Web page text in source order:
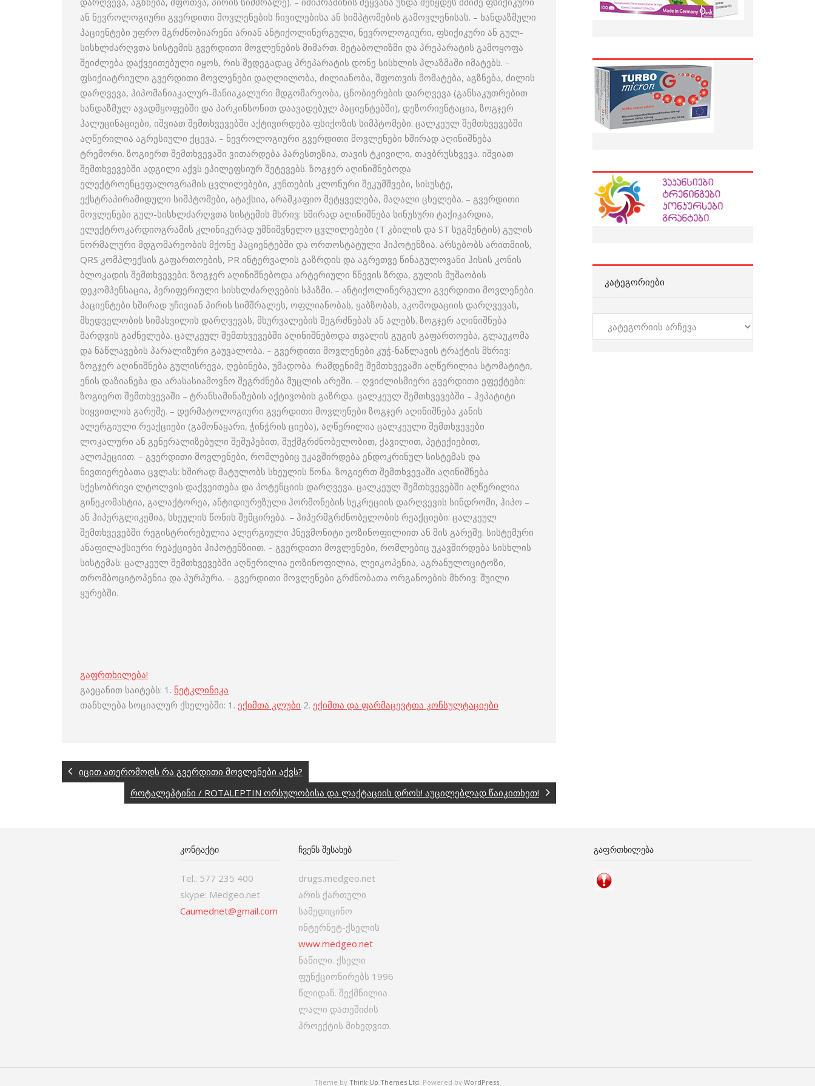
ან ნევროლოგიური გვერდითი მოვლენების ჩივილებისა ან სიმპტომების გამოვლენისას. – ხანდაზმული
პაციენტები უფრო მგრძნობიარენი არიან ანტიქოლინერგული, ნევროლოგიური, ფსიქიკური ან გულ-
სისხლძარღვთა სისტემის გვერდითი მოვლენების მიმართ. მეტაბოლიზმი და პრეპარატის გამოყოფა
შეიძლება დაქვეითებული იყოს, რის შედეგადაც პრეპარატის დონე სისხლის პლაზმაში იმატებს. –
ფსიქიატრიული გვერდითი მოვლენები დაღლილობა, ძილიანობა, შფოთვის მომატება, აგზნება, ძილის
დარღვევა, ჰიპომანიაკალურ-მანიაკალური მდგომარეობა, ცნობიერების დარღვევა (განსაკუთრებით
ხანდაზმულ ავადმყოფებში და პარკინსონით დაავადებულ პაციენტებში), დეზორიენტაცია, ზოგჯერ
ჰალუცინაციები, იშვიათ შემთხვევებში აქტივირდება ფსიქოზის სიმპტომები. ცალკეულ შემთხვევებში
აღწერილია აგრესიული ქცევა. – ნევროლოგიური გვერდითი მოვლენები ხშირად აღინიშნება
ტრემორი. ზოგიერთ შემთხვევაში ვითარდება პარესთეზია, თავის ტკივილი, თავბრუსხვევა. იშვიათ
შემთხვევებში ადგილი აქვს ეპილეფსიურ შეტევებს. ზოგჯერ აღინიშნებოდა
ელექტროენცეფალოგრამის ცვლილებები, კუნთების კლონური შეკუმშვები, სისუსტე,
ექსტრაპირამიდული სიმპტომები, ატაქსია, არამკაფიო მეტყველება, მაღალი ცხელება. – გვერდითი
მოვლენები გულ-სისხლძარღვთა სისტემის მხრივ: ხშირად აღინიშნება სინუსური ტაქიკარდია,
ელექტროკარდიოგრამის კლინიკურად უმნიშვნელო ცვლილებები (T კბილის და ST სეგმენტის) გულის
ნორმალური მდგომარეობის მქონე პაციენტებში და ორთოსტატული ჰიპოტენზია. არსებობს არითმიის,
QRS კომპლექსის გაფართოების, PR ინტერვალის გაზრდის და აგრეთვე წინაგულოვანი ჰისის კონის
ბლოკადის შემთხვევები. ზოგჯერ აღინიშნებოდა არტერიული წნევის ზრდა, გულის მუშაობის
დეკომპენსაცია, პერიფერიული სისხლძარღვების სპაზმი. – ანტიქოლინერგული გვერდითი მოვლენები
პაციენტები ხშირად უჩივიან პირის სიმშრალეს, ოფლიანობას, ყაბზობას, აკომოდაციის დარღვევას,
მხედველობის სიმახვილის დარღვევას, მხურვალების შეგრძნებას ან ალებს. ზოგჯერ აღინიშნება
შარდვის გაძნელება. ცალკეულ შემთხვევებში აღინიშნებოდა თვალის გუგის გაფართოება, გლაუკომა
და ნაწლავების პარალიზური გაუვალობა. – გვერდითი მოვლენები კუჭ-ნაწლავის ტრაქტის მხრივ:
ზოგჯერ აღინიშნება გულისრევა, ღებინება, უმადობა. რამდენიმე შემთხვევაში აღწერილია სტომატიტი,
ენის დაზიანება და არასასიამოვნო შეგრძნება მუცლის არეში. – ღვიძლისმიერი გვერდითი ეფექტები:
ზოგიერთ შემთხვევაში – ტრანსამინაზების აქტივობის გაზრდა. ცალკეულ შემთხვევებში – ჰეპატიტი
სიყვითლის გარეშე. – დერმატოლოგიური გვერდითი მოვლენები ზოგჯერ აღინიშნება კანის
ალერგიული რეაქციები (გამონაყარი, ჭინჭრის ციება), აღწერილია ცალკეული შემთხვევები
ლოკალური ან გენერალიზებული შეშუპებით, შუქმგრძნობელობით, ქავილით, პეტექიებით,
ალოპეციით. – გვერდითი მოვლენები, რომლებიც უკავშირდება ენდოკრინულ სისტემას და
ნივთიერებათა ცვლას: ხშირად მატულობს სხეულის წონა. ზოგიერთ შემთხვევაში აღინიშნება
სქესობრივი ლტოლვის დაქვეითება და პოტენციის დარღვევა. ცალკეულ შემთხვევებში აღწერილია
გინეკომასტია, გალაქტორეა, ანტიდიურეზული ჰორმონების სეკრეციის დარღვევის სინდრომი, ჰიპო –
ან ჰიპერგლიკემია, სხეულის წონის შემცირება. – ჰიპერმგრძნობელობის რეაქციები: ცალკეულ
შემთხვევებში რეგისტრირებულია ალერგიული პნევმონიტი ეოზინოფილიით ან მის გარეშე. სისტემური
ანაფილაქსიური რეაქციები ჰიპოტენზიით. – გვერდითი მოვლენები, რომლებიც უკავშირდება სისხლის
სისტემას: ცალკეულ შემთხვევებში აღწერილია ეოზინოფილია, ლეიკოპენია, აგრანულოციტოზი,
თრომბოციტოპენია და პურპურა. – გვერდითი მოვლენები გრძნობათა ორგანოების მხრივ: შუილი
ყურებში.
გაფრთხილება!
გაეცანით საიტებს: 1. ნეტკლინიკა
თანხლება სოციალურ ქსელებში: 1. ექიმთა კლუბი 2. ექიმთა და ფარმაცევტთა კონსულტაციები
იცით ათერომოდს რა გვერდითი მოვლენები აქვს?
როტალეპტინი / ROTALEPTIN ორსულობისა და ლაქტაციის დროს! აუცილებლად წაიკითხეთ!
ᲙᲐᲢᲔᲒᲝᲠᲘᲔᲑᲘ
კატეგორიები
ᲙᲝᲜᲢᲐᲥᲢᲘ
Tel.: 577 235 400
skype: Medgeo.net
Caumednet@gmail.com
ᲩᲕᲔᲜᲡ ᲨᲔᲡᲐᲮᲔᲑ
drugs.medgeo.net
არის ქართული
სამედიცინო
ინტერნეტ-ქსელის
www.medgeo.net
ნაწილი. ქსელი
ფუნქციონირებს 1996
წლიდან. შექმნილია
ლალი დათეშიძის
პროექტის მიხედვით.
ᲒᲐᲤᲠᲗᲮᲘᲚᲔᲑᲐ
Theme by Think Up Themes Ltd. Powered by WordPress.